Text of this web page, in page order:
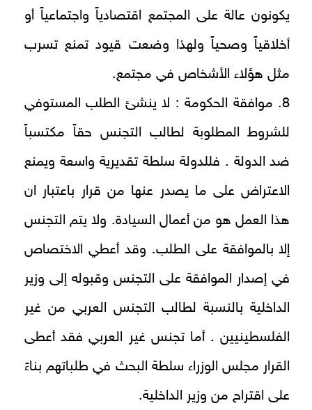
يكونون عالة على المجتمع اقتصادياً واجتماعياً أو
أخلاقياً وصحياً ولهذا وضعت قيود تمنع تسرب
مثل هؤلاء الأشخاص في مجتمع.
8. موافقة الحكومة : لا ينشئ الطلب المستوفي
للشروط المطلوبة لطالب التجنس حقاً مكتسباً
ضد الدولة . فللدولة سلطة تقديرية واسعة ويمنع
الاعتراض على ما يصدر عنها من قرار باعتبار ان
هذا العمل هو من أعمال السيادة. ولا يتم التجنس
إلا بالموافقة على الطلب. وقد أعطي الاختصاص
في إصدار الموافقة على التجنس وقبوله إلى وزير
الداخلية بالنسبة لطالب التجنس العربي من غير
الفلسطينيين . أما تجنس غير العربي فقد أعطى
القرار مجلس الوزراء سلطة البحث في طلباتهم بناءً
على اقتراح من وزير الداخلية.